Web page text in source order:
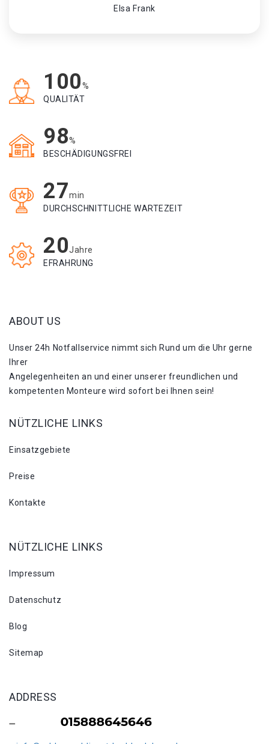
Elsa Frank
100%
QUALITÄT
98%
BESCHÄDIGUNGSFREI
27min
DURCHSCHNITTLICHE WARTEZEIT
20Jahre
EFRAHRUNG
ABOUT US
Unser 24h Notfallservice nimmt sich Rund um die Uhr gerne
Ihrer
Angelegenheiten an und einer unserer freundlichen und
kompetenten Monteure wird sofort bei Ihnen sein!
NÜTZLICHE LINKS
Einsatzgebiete
Preise
Kontakte
NÜTZLICHE LINKS
Impressum
Datenschutz
Blog
Sitemap
ADDRESS